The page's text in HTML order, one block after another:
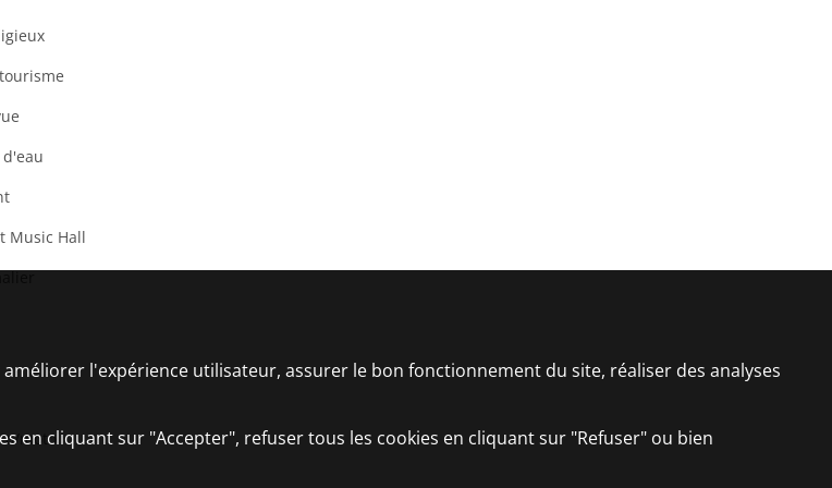
d'eau
Music Hall
moto
l'expérience utilisateur, assurer le bon fonctionnement du site, réaliser des analyses
en cliquant sur "Accepter", refuser tous les cookies en cliquant sur "Refuser" ou bien